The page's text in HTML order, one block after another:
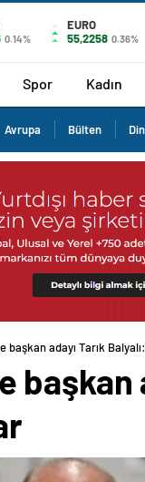
0.14%
EURO
55,2258 0.36%
Spor Kadın
Avrupa Bülten Din
başkan adayı Tarık